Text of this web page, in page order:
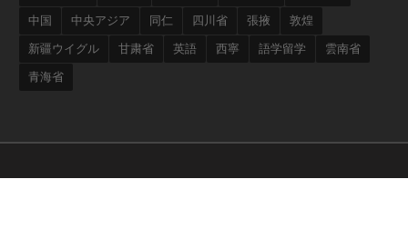
中国 中央アジア 同仁 四川省 張掖 敦煌
新疆ウイグル 甘粛省 英語 西寧 語学留学 雲南省
青海省